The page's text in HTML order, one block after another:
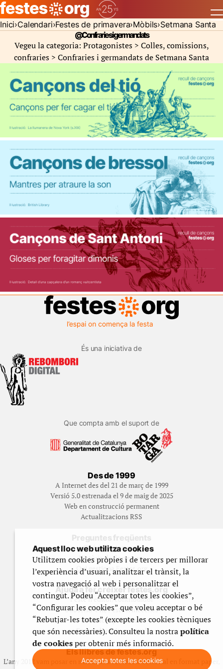
Inici Calendari Festes de primavera Mòbils Setmana Santa
@Confraries i germandats
Vegeu la categoria: Protagonistes > Colles, comissions,
confraries > Confraries i germandats de Setmana Santa
És una iniciativa de
Que compta amb el suport de
Des de 1999
A Internet des del 21 de març de 1999
Versió 5.0 estrenada el 9 de maig de 2025
Web en construcció permanent
Actualitzacions RSS
Preguntes freqüents
Qué és Festes.org?
Història de Festes.org
Qui gestiona Festes.org
Ajuda a fer créixer festes.org
Feste’n editor/contribuidor
Subscriu-t’hi/Feste’n mecenes
Contracta publicitat
Fes un donatiu puntual
Els llibres de festes.org
L’any 2012 vam posar en marxa una col·lecció editorial en format paper,
Aquest lloc web utilitza cookies
Utilitzem cookies pròpies i de tercers per millorar
l’experiència d’usuari, analitzar el trànsit, la
vostra navegació al web i personalitzar el
contingut. Podeu “Acceptar totes les cookies”,
“Configurar les cookies” que voleu acceptar o bé
“Rebutjar-les totes” (excepte les cookies tècniques
que són necessàries). Consulteu la nostrapolítica
de cookiesper obtenir més informació.
Accepta totes les cookies